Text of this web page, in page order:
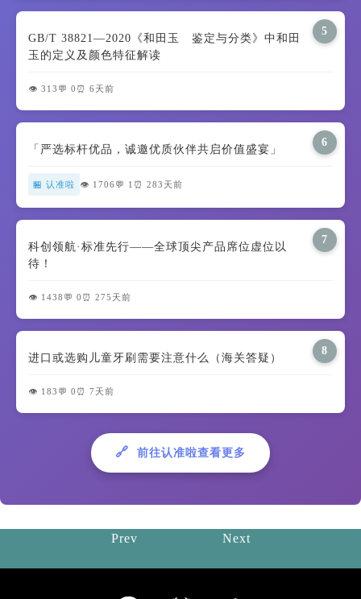
5
GB/T 38821—2020《和田玉 鉴定与分类》中和田
玉的定义及颜色特征解读
👁️ 313 💬 0 ⏰ 6天前
6
「严选标杆优品，诚邀优质伙伴共启价值盛宴」
🏪 认准啦 👁️ 1706 💬 1 ⏰ 283天前
7
科创领航·标准先行——全球顶尖产品席位虚位以
待！
👁️ 1438 💬 0 ⏰ 275天前
8
进口或选购儿童牙刷需要注意什么（海关答疑）
👁️ 183 💬 0 ⏰ 7天前
🔗 前往认准啦查看更多
Prev Next